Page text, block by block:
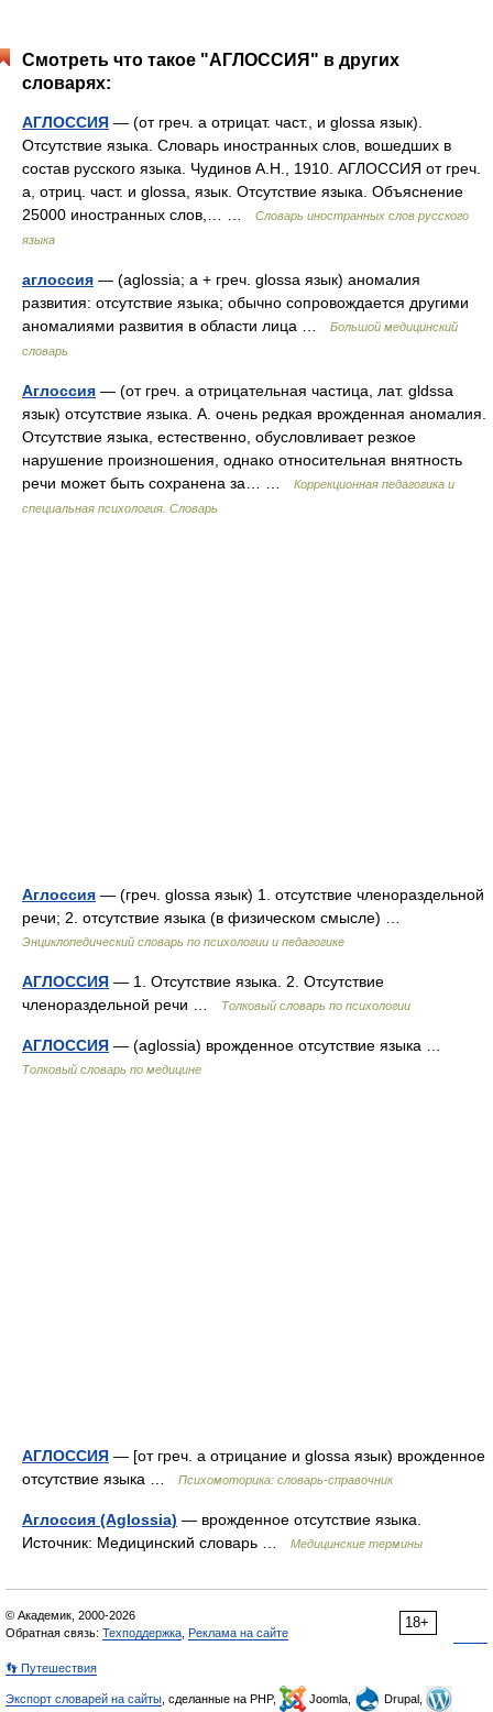
Смотреть что такое "АГЛОССИЯ" в других
словарях:
АГЛОССИЯ — (от греч. a отрицат. част., и glossa язык).
Отсутствие языка. Словарь иностранных слов, вошедших в
состав русского языка. Чудинов А.Н., 1910. АГЛОССИЯ от греч.
а, отриц. част. и glossa, язык. Отсутствие языка. Объяснение
25000 иностранных слов,… …
Словарь иностранных слов русского
языка
аглоссия — (aglossia; а + греч. glossa язык) аномалия
развития: отсутствие языка; обычно сопровождается другими
аномалиями развития в области лица …
Большой медицинский
словарь
Аглоссия — (от греч. а отрицательная частица, лат. gldssa
язык) отсутствие языка. А. очень редкая врожденная аномалия.
Отсутствие языка, естественно, обусловливает резкое
нарушение произношения, однако относительная внятность
речи может быть сохранена за… …
Коррекционная педагогика и
специальная психология. Словарь
Аглоссия — (греч. glossa язык) 1. отсутствие членораздельной
речи; 2. отсутствие языка (в физическом смысле) …
Энциклопедический словарь по психологии и педагогике
АГЛОССИЯ — 1. Отсутствие языка. 2. Отсутствие
членораздельной речи …
Толковый словарь по психологии
АГЛОССИЯ — (aglossia) врожденное отсутствие языка …
Толковый словарь по медицине
АГЛОССИЯ — [от греч. а отрицание и glossa язык) врожденное
отсутствие языка …
Психомоторика: cловарь-справочник
Аглоссия (Aglossia) — врожденное отсутствие языка.
Источник: Медицинский словарь …
Медицинские термины
18+
© Академик, 2000-2026
Обратная связь: Техподдержка Реклама на сайте
👣 Путешествия
Экспорт словарей на сайты , сделанные на PHP, Joomla,
Drupal,